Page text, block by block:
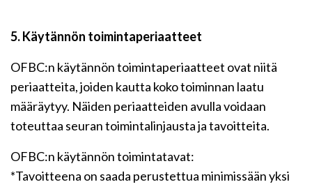
5. Käytännön toimintaperiaatteet
OFBC:n käytännön toimintaperiaatteet ovat niitä
periaatteita, joiden kautta koko toiminnan laatu
määräytyy. Näiden periaatteiden avulla voidaan
toteuttaa seuran toimintalinjausta ja tavoitteita.
OFBC:n käytännön toimintatavat:
*Tavoitteena on saada perustettua minimissään yksi